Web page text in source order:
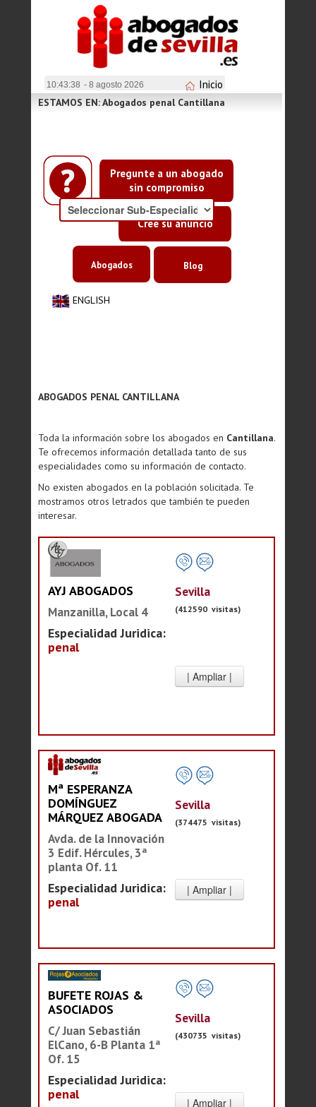
10:43:39 - 8 agosto 2026 Inicio
Pregunte a un abogado
sin compromiso
Cree su anuncio
ESTAMOS EN: Abogados penal Cantillana
ENGLISH
Abogados Blog
ABOGADOS PENAL CANTILLANA
Toda la información sobre los abogados en Cantillana.
Te ofrecemos información detallada tanto de sus
especialidades como su información de contacto.
No existen abogados en la población solicitada. Te
mostramos otros letrados que también te pueden
interesar.
AYJ ABOGADOS
Manzanilla, Local 4
Especialidad Juridica:
penal
Sevilla
(412590 visitas)
Mª ESPERANZA
DOMÍNGUEZ
MÁRQUEZ ABOGADA
Avda. de la Innovación
3 Edif. Hércules, 3ª
planta Of. 11
Especialidad Juridica:
penal
Sevilla
(374475 visitas)
BUFETE ROJAS &
ASOCIADOS
C/ Juan Sebastián
ElCano, 6-B Planta 1ª
Of. 15
Especialidad Juridica:
penal
Sevilla
(430735 visitas)